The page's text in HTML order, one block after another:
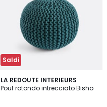
Saldi
LA REDOUTE INTERIEURS
Pouf rotondo intrecciato Bisho
4,1
/ 5
2
Colori